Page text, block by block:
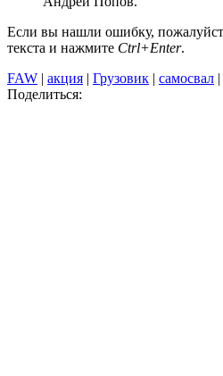
Если вы нашли ошибку,
текста и нажмите Ctrl+Enter.
FAW | акция | Грузовик | самосвал |
Поделиться: